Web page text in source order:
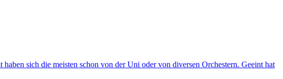
sich die meisten schon von der Uni oder von diversen Orchestern. Geeint hat